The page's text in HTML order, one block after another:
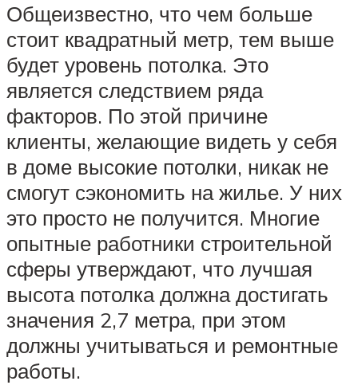
Общеизвестно, что чем больше
стоит квадратный метр, тем выше
будет уровень потолка. Это
является следствием ряда
факторов. По этой причине
клиенты, желающие видеть у себя
в доме высокие потолки, никак не
смогут сэкономить на жилье. У них
это просто не получится. Многие
опытные работники строительной
сферы утверждают, что лучшая
высота потолка должна достигать
значения 2,7 метра, при этом
должны учитываться и ремонтные
работы.